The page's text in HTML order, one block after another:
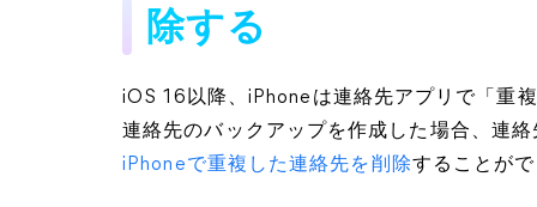
除する
iOS 16以降、iPhoneは連絡先アプリで「重
連絡先のバックアップを作成した場合、連
iPhoneで重複した連絡先を削除することが